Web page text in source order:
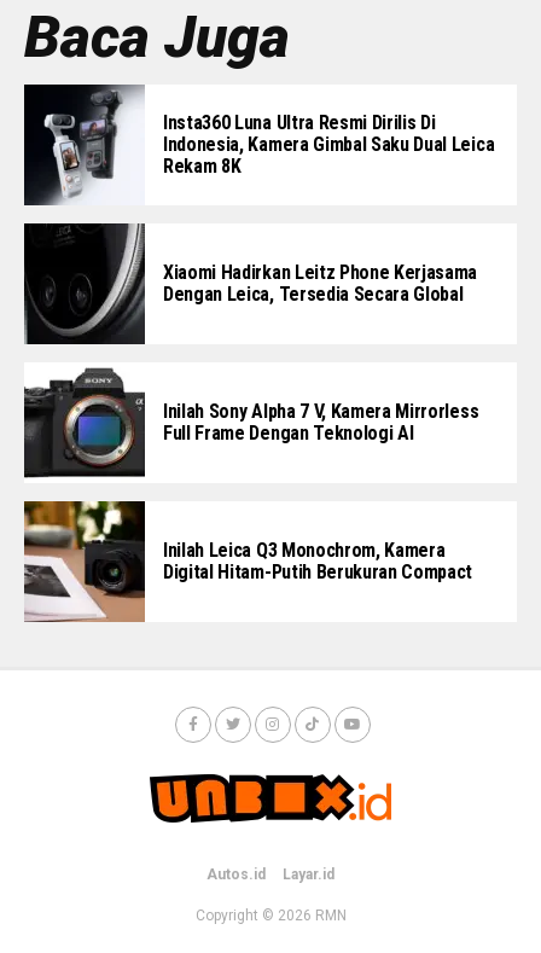
Baca Juga
Insta360 Luna Ultra Resmi Dirilis Di
Indonesia, Kamera Gimbal Saku Dual Leica
Rekam 8K
Xiaomi Hadirkan Leitz Phone Kerjasama
Dengan Leica, Tersedia Secara Global
Inilah Sony Alpha 7 V, Kamera Mirrorless
Full Frame Dengan Teknologi AI
Inilah Leica Q3 Monochrom, Kamera
Digital Hitam-Putih Berukuran Compact
Autos.id Layar.id
Copyright © 2026 RMN